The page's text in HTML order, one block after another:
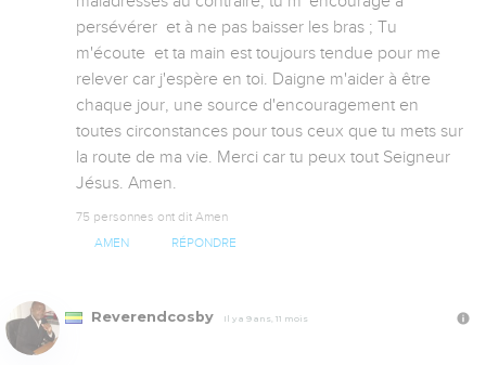
persévérer  et à ne pas baisser les bras ; Tu
m'écoute  et ta main est toujours tendue pour me
relever car j'espère en toi. Daigne m'aider à être
chaque jour, une source d'encouragement en
toutes circonstances pour tous ceux que tu mets sur
la route de ma vie. Merci car tu peux tout Seigneur
Jésus. Amen.
75 personnes ont dit Amen
AMEN RÉPONDRE
Reverendcosby Il y a 9 ans, 11 mois